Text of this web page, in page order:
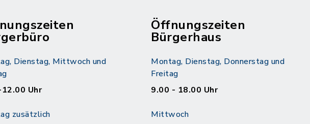
Dienstag, Mittwoch und
Uhr
zusätzlich
Öffnungszeiten
Bürgerhaus
Montag, Dienstag, Donnerstag und
Freitag
9.00 - 18.00 Uhr
Mittwoch